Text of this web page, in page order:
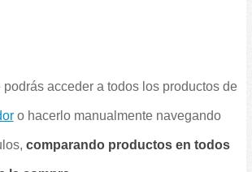
acceder a todos los productos de
o hacerlo manualmente navegando
comparando productos en todos